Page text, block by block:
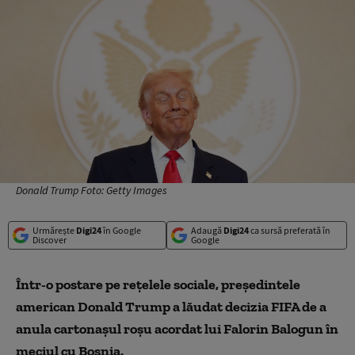
Donald Trump Foto: Getty Images
Urmărește Digi24în Google
Discover
Adaugă Digi24ca sursă preferată în
Google
Într-o postare pe reţelele sociale, preşedintele
american Donald Trump a lăudat decizia FIFA de a
anula cartonașul roșu acordat lui Falorin Balogun în
meciul cu Bosnia.